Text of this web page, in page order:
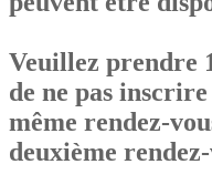
Veuillez prendre
de ne pas
même rendez-
deuxième